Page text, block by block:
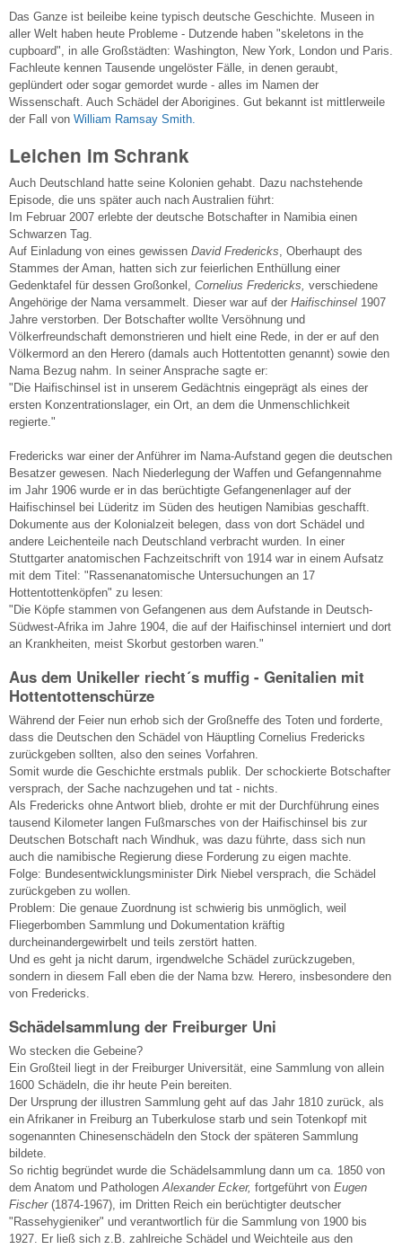
Das Ganze ist beileibe keine typisch deutsche Geschichte. Museen in
aller Welt haben heute Probleme - Dutzende haben "skeletons in the
cupboard", in alle Großstädten: Washington, New York, London und Paris.
Fachleute kennen Tausende ungelöster Fälle, in denen geraubt,
geplündert oder sogar gemordet wurde - alles im Namen der
Wissenschaft. Auch Schädel der Aborigines. Gut bekannt ist mittlerweile
der Fall von William Ramsay Smith.
Leichen im Schrank
Auch Deutschland hatte seine Kolonien gehabt. Dazu nachstehende
Episode, die uns später auch nach Australien führt:
Im Februar 2007 erlebte der deutsche Botschafter in Namibia einen
Schwarzen Tag.
Auf Einladung von eines gewissen David Fredericks, Oberhaupt des
Stammes der Aman, hatten sich zur feierlichen Enthüllung einer
Gedenktafel für dessen Großonkel, Cornelius Fredericks, verschiedene
Angehörige der Nama versammelt. Dieser war auf der Haifischinsel 1907
Jahre verstorben. Der Botschafter wollte Versöhnung und
Völkerfreundschaft demonstrieren und hielt eine Rede, in der er auf den
Völkermord an den Herero (damals auch Hottentotten genannt) sowie den
Nama Bezug nahm. In seiner Ansprache sagte er:
"Die Haifischinsel ist in unserem Gedächtnis eingeprägt als eines der
ersten Konzentrationslager, ein Ort, an dem die Unmenschlichkeit
regierte."
Fredericks war einer der Anführer im Nama-Aufstand gegen die deutschen
Besatzer gewesen. Nach Niederlegung der Waffen und Gefangennahme
im Jahr 1906 wurde er in das berüchtigte Gefangenenlager auf der
Haifischinsel bei Lüderitz im Süden des heutigen Namibias geschafft.
Dokumente aus der Kolonialzeit belegen, dass von dort Schädel und
andere Leichenteile nach Deutschland verbracht wurden. In einer
Stuttgarter anatomischen Fachzeitschrift von 1914 war in einem Aufsatz
mit dem Titel: "Rassenanatomische Untersuchungen an 17
Hottentottenköpfen" zu lesen:
"Die Köpfe stammen von Gefangenen aus dem Aufstande in Deutsch-
Südwest-Afrika im Jahre 1904, die auf der Haifischinsel interniert und dort
an Krankheiten, meist Skorbut gestorben waren."
Aus dem Unikeller riecht´s muffig - Genitalien mit
Hottentottenschürze
Während der Feier nun erhob sich der Großneffe des Toten und forderte,
dass die Deutschen den Schädel von Häuptling Cornelius Fredericks
zurückgeben sollten, also den seines Vorfahren.
Somit wurde die Geschichte erstmals publik. Der schockierte Botschafter
versprach, der Sache nachzugehen und tat - nichts.
Als Fredericks ohne Antwort blieb, drohte er mit der Durchführung eines
tausend Kilometer langen Fußmarsches von der Haifischinsel bis zur
Deutschen Botschaft nach Windhuk, was dazu führte, dass sich nun
auch die namibische Regierung diese Forderung zu eigen machte.
Folge: Bundesentwicklungsminister Dirk Niebel versprach, die Schädel
zurückgeben zu wollen.
Problem: Die genaue Zuordnung ist schwierig bis unmöglich, weil
Fliegerbomben Sammlung und Dokumentation kräftig
durcheinandergewirbelt und teils zerstört hatten.
Und es geht ja nicht darum, irgendwelche Schädel zurückzugeben,
sondern in diesem Fall eben die der Nama bzw. Herero, insbesondere den
von Fredericks.
Schädelsammlung der Freiburger Uni
Wo stecken die Gebeine?
Ein Großteil liegt in der Freiburger Universität, eine Sammlung von allein
1600 Schädeln, die ihr heute Pein bereiten.
Der Ursprung der illustren Sammlung geht auf das Jahr 1810 zurück, als
ein Afrikaner in Freiburg an Tuberkulose starb und sein Totenkopf mit
sogenannten Chinesenschädeln den Stock der späteren Sammlung
bildete.
So richtig begründet wurde die Schädelsammlung dann um ca. 1850 von
dem Anatom und Pathologen Alexander Ecker, fortgeführt von Eugen
Fischer(1874-1967), im Dritten Reich ein berüchtigter deutscher
"Rassehygieniker" und verantwortlich für die Sammlung von 1900 bis
1927. Er ließ sich z.B. zahlreiche Schädel und Weichteile aus den